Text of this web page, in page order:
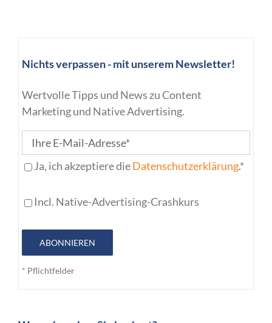
Nichts verpassen - mit unserem Newsletter!
Wertvolle Tipps und News zu Content
Marketing und Native Advertising.
Ja, ich akzeptiere dieDatenschutzerklärung.*
Incl. Native-Advertising-Crashkurs
ABONNIEREN
* Pflichtfelder